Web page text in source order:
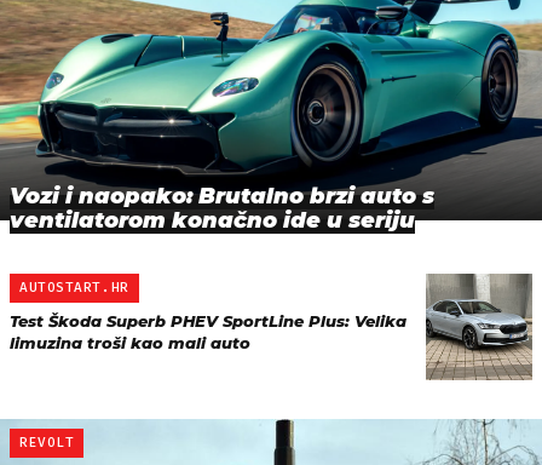
Vozi i naopako: Brutalno brzi auto s
ventilatorom konačno ide u seriju
AUTOSTART.HR
Test Škoda Superb PHEV SportLine Plus: Velika
limuzina troši kao mali auto
REVOLT